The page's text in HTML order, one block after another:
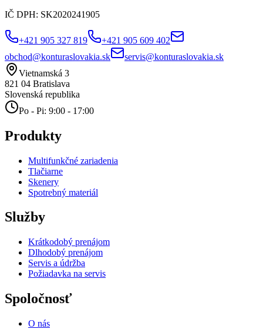
IČ DPH: SK2020241905
+421 905 327 819
+421 905 609 402
obchod@konturaslovakia.sk
servis@konturaslovakia.sk
Vietnamská 3
821 04 Bratislava
Slovenská republika
Po - Pi: 9:00 - 17:00
Produkty
Multifunkčné zariadenia
Tlačiarne
Skenery
Spotrebný materiál
Služby
Krátkodobý prenájom
Dlhodobý prenájom
Servis a údržba
Požiadavka na servis
Spoločnosť
O nás